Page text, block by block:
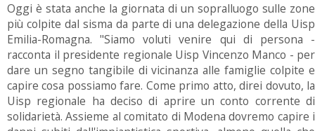
Oggi è stata anche la giornata di un sopralluogo sulle zone
più colpite dal sisma da parte di una delegazione della Uisp
Emilia-Romagna. "Siamo voluti venire qui di persona -
racconta il presidente regionale Uisp Vincenzo Manco - per
dare un segno tangibile di vicinanza alle famiglie colpite e
capire cosa possiamo fare. Come primo atto, direi dovuto, la
Uisp regionale ha deciso di aprire un conto corrente di
solidarietà. Assieme al comitato di Modena dovremo capire i